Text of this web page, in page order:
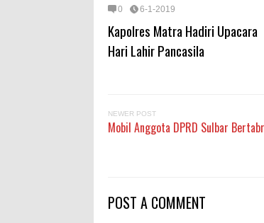
0 6-1-2019
Kapolres Matra Hadiri Upacara
Hari Lahir Pancasila
NEWER POST
Mobil Anggota DPRD Sulbar
POST A COMMENT